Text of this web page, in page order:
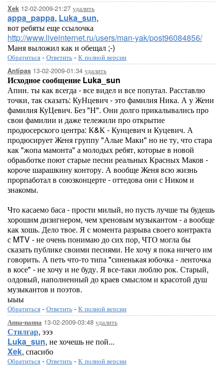
Xek 12-02-2009-21:27 удалить
appa_pappa, Luka_sun,
вот ребяты еще ссылочка
http://www.liveinternet.ru/users/man-yak/post96084856/
Маня выложил как и обещал ;-)
Обратиться - Ответить - К полной версии
Antipas 13-02-2009-01:34 удалить
Исходное сообщение Luka_sun
Апин. ты как всегда - все видел и все попутал. Расставлю
точки, так сказать: КуНцевич - это фамилия Ника. А у Жени
фамилия КуЦевич. Без "Н". Они долго прикалывались про
свои фамилии и даже тележили про открытие
продюсерского центра: К&К - Кунцевич и Куцевич. А
продюсирует Женя группу "Алые Маки" но не ту, что стара
как "жопа мамонта" а молодых ребят, которые в новой
обраьботке поют старые песни реальных Красных Маков -
короче шарашкину контору. А вообще Женя всю жизнь
прорпаботал в союзконцерте - оттедова они с Ником и
знакомы.
Что касаемо баса - прости милый, но пусть лучше ты будешь
хорошим дизигнером, чем хреновым музыкантом - а вообще
как хошь. Дело твое. Я с момента разрыва своего контракта
с MTV - не очень понимаю до сих пор, ЧТО могла бы
сказать публике своими песнями. Не хочу я пока ничего им
говорить. А петь что-то типа "синенькая юбочка - ленточка
в косе" - не хочу и не буду. Я все-таки люблю рок. Старый,
олдовый, наполненный до краев смыслом и красотой душ
музыкантов и поэтов.
ыыы
Обратиться - Ответить - К полной версии
Аппа-паппа 13-02-2009-03:48 удалить
Стилгар, эээ
Luka_sun, не хочешь не пой...
Xek, спасибо
Обратиться - Ответить - К полной версии